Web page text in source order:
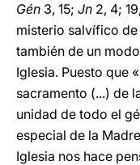
Gén 3, 15; Jn 2, 4;
misterio salvífico
también de un
Iglesia. Puesto que
sacramento (...) de
unidad de todo el
especial de la
Iglesia nos hace